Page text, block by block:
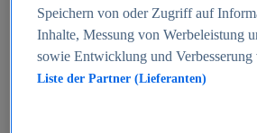
Speichern von oder Zugriff auf
Inhalte, Messung von Werbeleistung
sowie Entwicklung und Verbesserung
Liste der Partner (Lieferanten)